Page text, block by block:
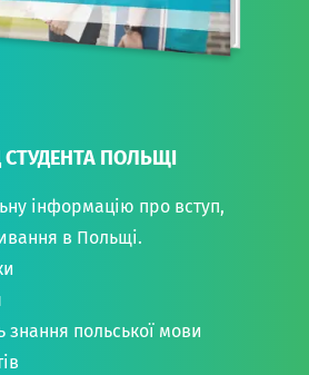
СТУДЕНТА ПОЛЬЩІ
інформацію про вступ,
в Польщі.
знання польської мови